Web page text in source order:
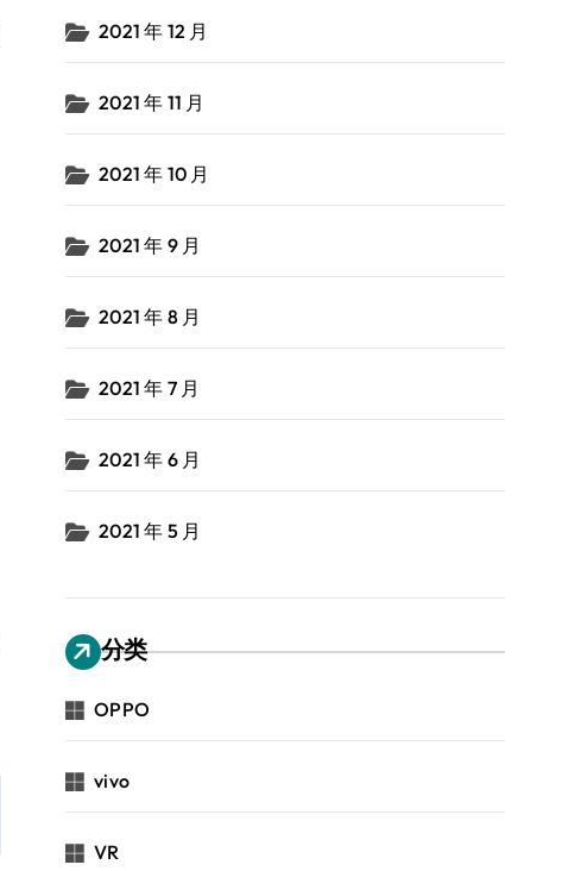
2021 年 12 月
2021 年 11 月
2021 年 10 月
2021 年 9 月
2021 年 8 月
2021 年 7 月
2021 年 6 月
2021 年 5 月
分类
OPPO
vivo
VR